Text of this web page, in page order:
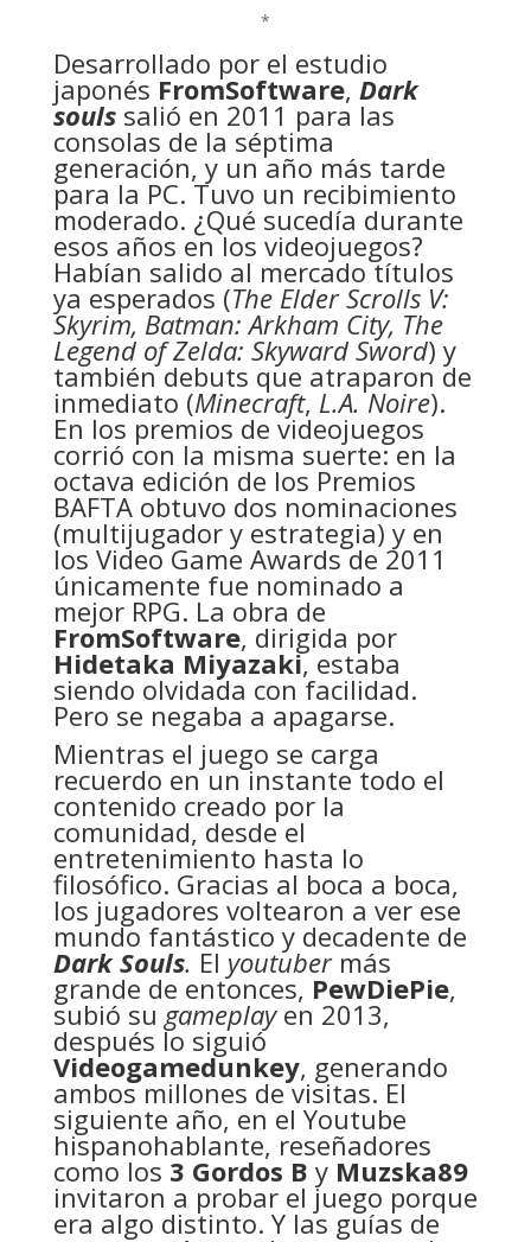
*
Desarrollado por el estudio
japonés FromSoftware, Dark
soulssalió en 2011 para las
consolas de la séptima
generación, y un año más tarde
para la PC. Tuvo un recibimiento
moderado. ¿Qué sucedía durante
esos años en los videojuegos?
Habían salido al mercado títulos
ya esperados (The Elder Scrolls V:
Skyrim, Batman: Arkham City, The
Legend of Zelda: Skyward Sword) y
también debuts que atraparon de
inmediato (Minecraft, L.A. Noire).
En los premios de videojuegos
corrió con la misma suerte: en la
octava edición de los Premios
BAFTA obtuvo dos nominaciones
(multijugador y estrategia) y en
los Video Game Awards de 2011
únicamente fue nominado a
mejor RPG. La obra de
FromSoftware, dirigida por
Hidetaka Miyazaki, estaba
siendo olvidada con facilidad.
Pero se negaba a apagarse.
Mientras el juego se carga
recuerdo en un instante todo el
contenido creado por la
comunidad, desde el
entretenimiento hasta lo
filosófico. Gracias al boca a boca,
los jugadores voltearon a ver ese
mundo fantástico y decadente de
Dark Souls. El youtubermás
grande de entonces, PewDiePie,
subió su gameplayen 2013,
después lo siguió
Videogamedunkey, generando
ambos millones de visitas. El
siguiente año, en el Youtube
hispanohablante, reseñadores
como los 3 Gordos B y Muzska89
invitaron a probar el juego porque
era algo distinto. Y las guías de